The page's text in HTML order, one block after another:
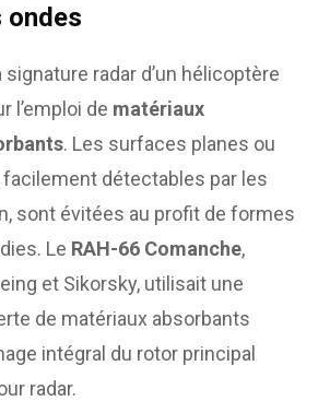
ondes
radar d’un hélicoptère
l’emploi de matériaux
. Les surfaces planes ou
détectables par les
sont évitées au profit de formes
Le RAH-66 Comanche,
et Sikorsky, utilisait une
de matériaux absorbants
intégral du rotor principal
radar.